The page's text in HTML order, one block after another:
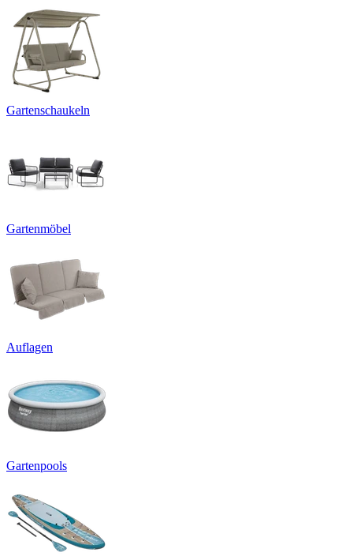
Gartenschaukeln
Gartenmöbel
Auflagen
Gartenpools